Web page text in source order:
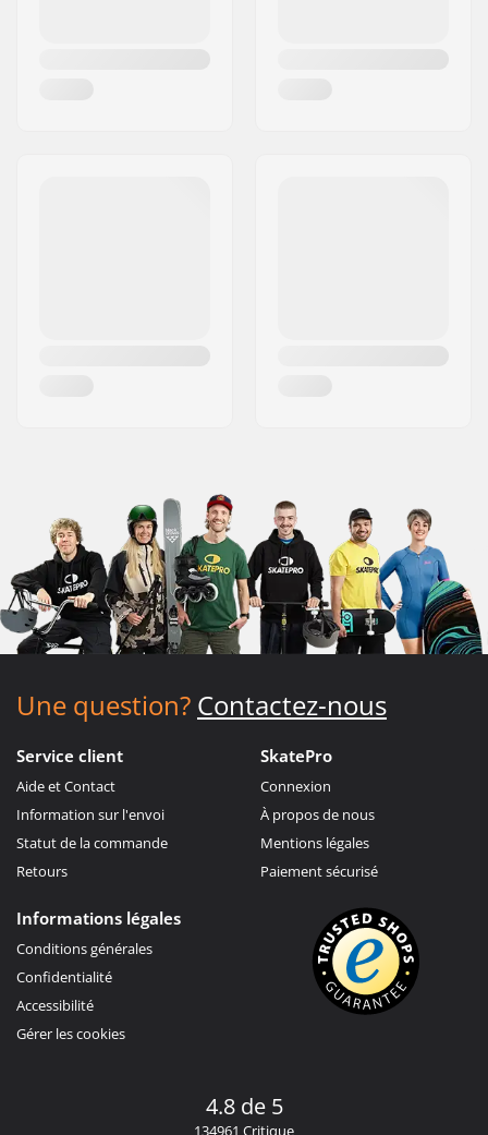
Une question? Contactez-nous
Service client
Aide et Contact
Information sur l'envoi
Statut de la commande
Retours
SkatePro
Connexion
À propos de nous
Mentions légales
Paiement sécurisé
Informations légales
Conditions générales
Confidentialité
Accessibilité
Gérer les cookies
4.8 de 5
134961 Critique